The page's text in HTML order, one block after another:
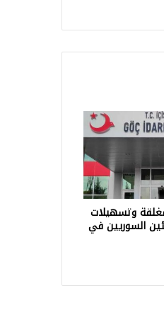
وتسهيلات
السوريين في